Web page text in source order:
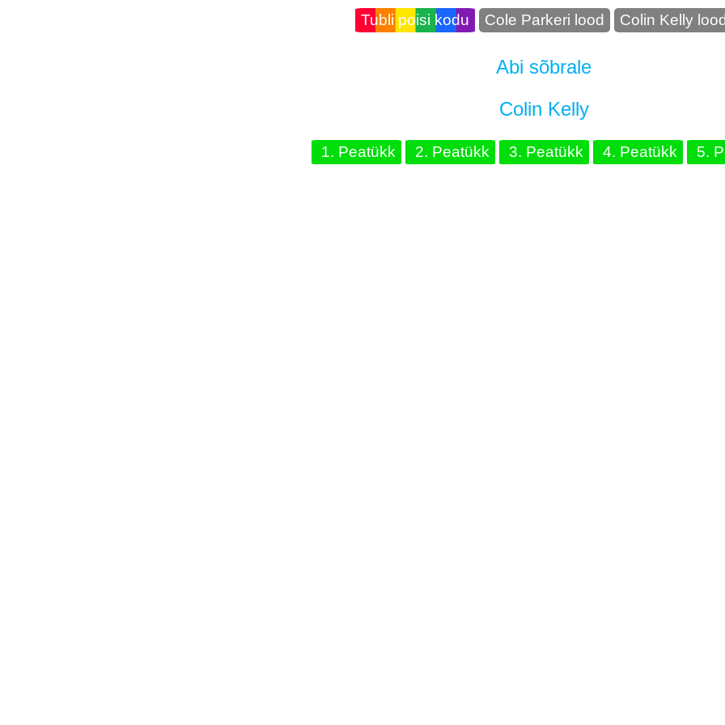
Tubli poisi kodu Cole Parkeri lood Colin Kelly lood
Abi sõbrale
Colin Kelly
1. Peatükk 2. Peatükk 3. Peatükk 4. Peatükk 5.